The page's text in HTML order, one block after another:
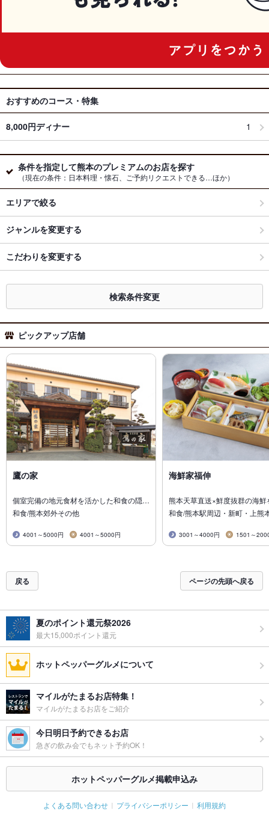
おすすめのコース・特集
8,000円ディナー 1
条件を指定して熊本のプレミアムのお店を探す
（現在の条件：日本料理・懐石、ご予約リクエストできる…ほか）
エリアで絞る
ジャンルを変更する
こだわりを変更する
検索条件変更
ピックアップ店舗
鷹の家
個室完備の地元食材を活かした和食の隠…
和食/熊本郊外その他
4001～5000円 4001～5000円
海鮮家福伸
熊本天草直送×鮮度抜群の海
和食/熊本駅周辺・新町・上熊
3001～4000円 1501～
戻る ページの先頭へ戻る
夏のポイント還元祭2026
最大15,000ポイント還元
ホットペッパーグルメについて
マイルがたまるお店特集！
マイルがたまるお店をご紹介
今日明日予約できるお店
急ぎの飲み会でもネット予約OK！
ホットペッパーグルメ掲載申込み
よくある問い合わせ プライバシーポリシー 利用規約